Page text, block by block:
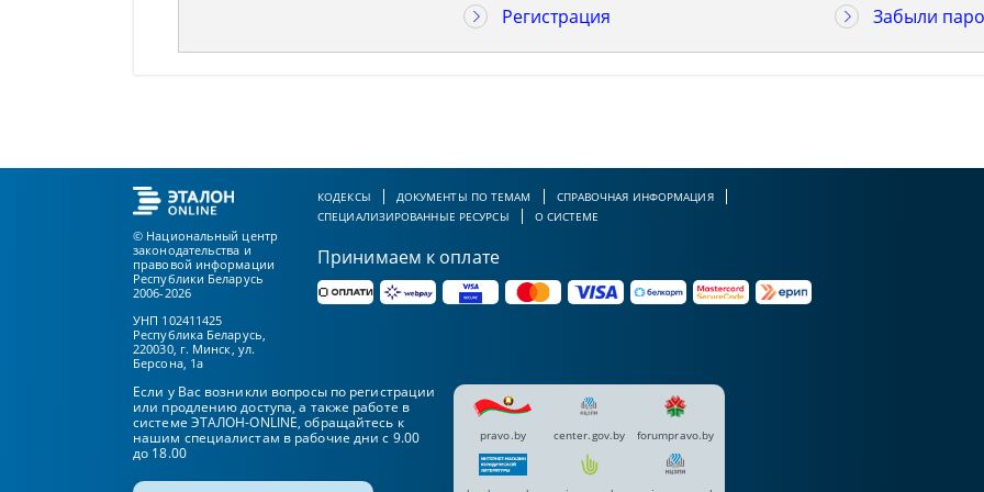
Регистрация Забыли
© Национальный центр
законодательства и
правовой информации
Республики Беларусь
2006-2026
УНП 102411425
Республика Беларусь,
220030, г. Минск, ул.
Берсона, 1а
КОДЕКСЫ ДОКУМЕНТЫ ПО ТЕМАМ
СПРАВОЧНАЯ ИНФОРМАЦИЯ
СПЕЦИАЛИЗИРОВАННЫЕ РЕСУРСЫ
О СИСТЕМЕ
Принимаем к оплате
Если у Вас возникли вопросы по регистрации
или продлению доступа, а также работе в
системе ЭТАЛОН-ONLINE, обращайтесь к
нашим специалистам в рабочие дни с 9.00
до 18.00
pravo.by center.gov.by forumpravo.by